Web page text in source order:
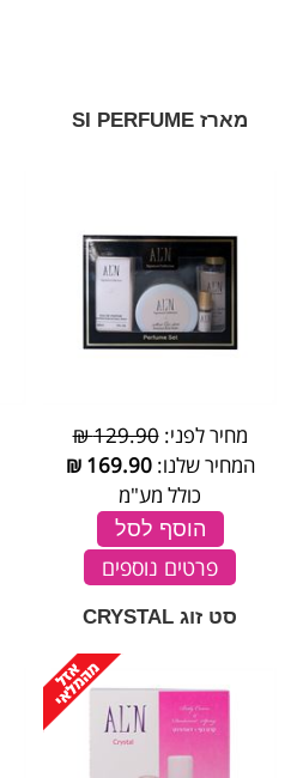
מארז SI PERFUME
מחיר לפני:129.90 ₪
המחיר שלנו:169.90
₪
כולל מע"מ
הוסף לסל
פרטים נוספים
סט זוג CRYSTAL